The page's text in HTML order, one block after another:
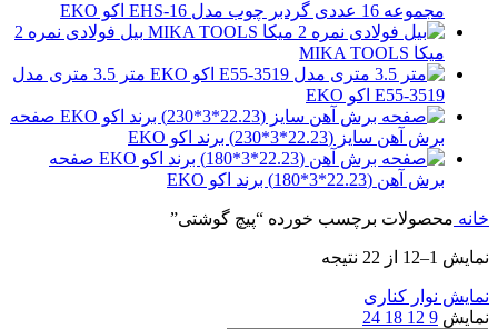
مجموعه 16 عددی گردبر چوب مدل EHS-16 اکو EKO
بیل فولادی نمره 2
میکا MIKA TOOLS
متر 3.5 متری مدل
E55-3519 اکو EKO
صفحه
برش آهن سایز (22.23*3*230) برند اکو EKO
صفحه
برش آهن (22.23*3*180) برند اکو EKO
خانه محصولات برچسب خورده “پیچ گوشتی”
نمایش 1–12 از 22 نتیجه
نمایش نوار کناری
نمایش 9
12
18
24